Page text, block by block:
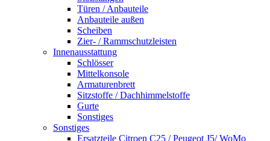
Türen / Anbauteile
Anbauteile außen
Scheiben
Zier- / Rammschutzleisten
Innenausstattung
Schlösser
Mittelkonsole
Armaturenbrett
Sitzstoffe / Dachhimmelstoffe
Gurte
Sonstiges
Sonstiges
Ersatzteile Citroen C25 / Peugeot J5/ WoMo